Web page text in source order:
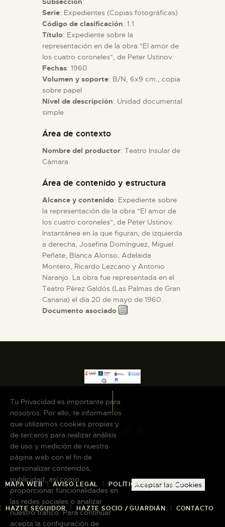
EL MUSEO
COLECCIONES
DIDÁCTICA
ESPAÑOL
Serie: Expedientes (Copias fotográficas)
Código de clasificación: 1.1
Título: Expediente sobre la
representación en de la obra "El amor de
los cuatro coroneles", de Peter Ustinov.
Fechas: 1960
Volumen y soporte: B/N, 6x9 cm., copia
sobre papel
Nivel de descripción: Unidad documental
simple
Área de contexto
Nombre del productor: Teatro Insular de
Cámara
Área de contenido y estructura
Alcance y contenido: Expediente sobre
la representación de la obra "El amor de
los cuatro coroneles", de Peter Ustinov.
Instantánea en la que figuran, de izquierda
a derecha, Josefina Domínguez, Miguel
Peñate, Blanca Alonso, Adelaida
Montero, Ricardo Lezcano y Antonio
Naranjo. La obra fue representada en el
Teatro Pérez Galdós (Las Palmas de Gran
Canaria) el día 20 de mayo de 1960.
Documento asociado
MAPA WEB AVISO LEGAL POLÍTICA DE COOKIES
HAZTE SEGUIDOR HAZTE SOCIO / GUARDIÁN CONTACTO
Tu Privacidad es importante para
nosotros. Por ello, te informamos
que utilizamos cookies propias y
de terceros para realizar análisis
de uso y medición de nuestra
página web con el fin de
personalizar contenidos,
publicidad, así como
proporcionar funcionalidades en
las redes sociales o analizar
nuestro tráfico. Para continuar
acepta la configuración de
Aceptar las Cookies